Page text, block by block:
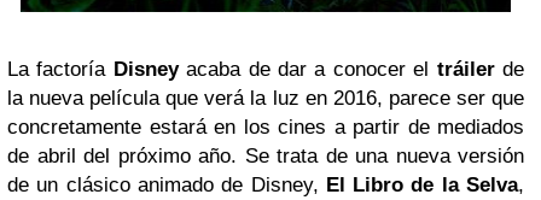
La factoría Disneyacaba de dar a conocer el tráilerde
la nueva película que verá la luz en 2016, parece ser que
concretamente estará en los cines a partir de mediados
de abril del próximo año. Se trata de una nueva versión
de un clásico animado de Disney, El Libro de la Selva,